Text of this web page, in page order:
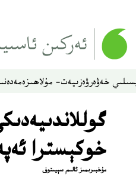
خەۋەرۋەزىيەت- مۇلاھىزە
خوكېسترا
مۇخبىرىمىز ئالىم سېيىتوف